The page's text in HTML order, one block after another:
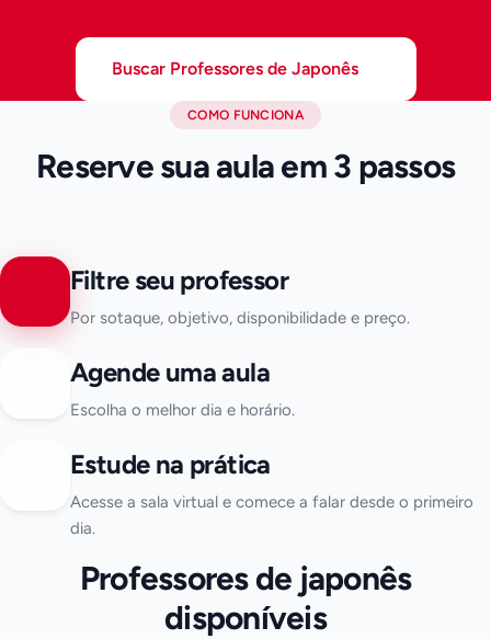
Buscar Professores de Japonês
COMO FUNCIONA
Reserve sua aula em 3 passos
Filtre seu professor
Por sotaque, objetivo, disponibilidade e preço.
Agende uma aula
Escolha o melhor dia e horário.
Estude na prática
Acesse a sala virtual e comece a falar desde o primeiro
dia.
Professores de japonês
disponíveis